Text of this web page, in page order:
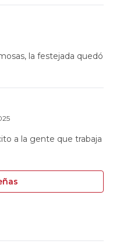
la festejada quedó
a la gente que trabaja